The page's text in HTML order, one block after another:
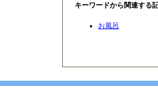
キーワードから関連する
お風呂
このページのトップへ